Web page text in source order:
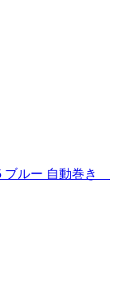
ブルー 自動巻き